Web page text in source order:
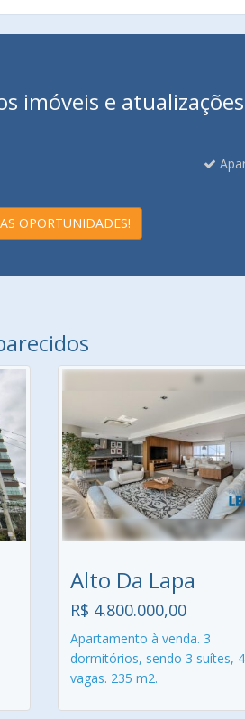
imóveis e
OPORTUNIDADES!
Alto Da Lapa
R$ 4.800.000,00
Apartamento à venda. 3
dormitórios, sendo 3 suítes, 4
vagas. 235 m2.